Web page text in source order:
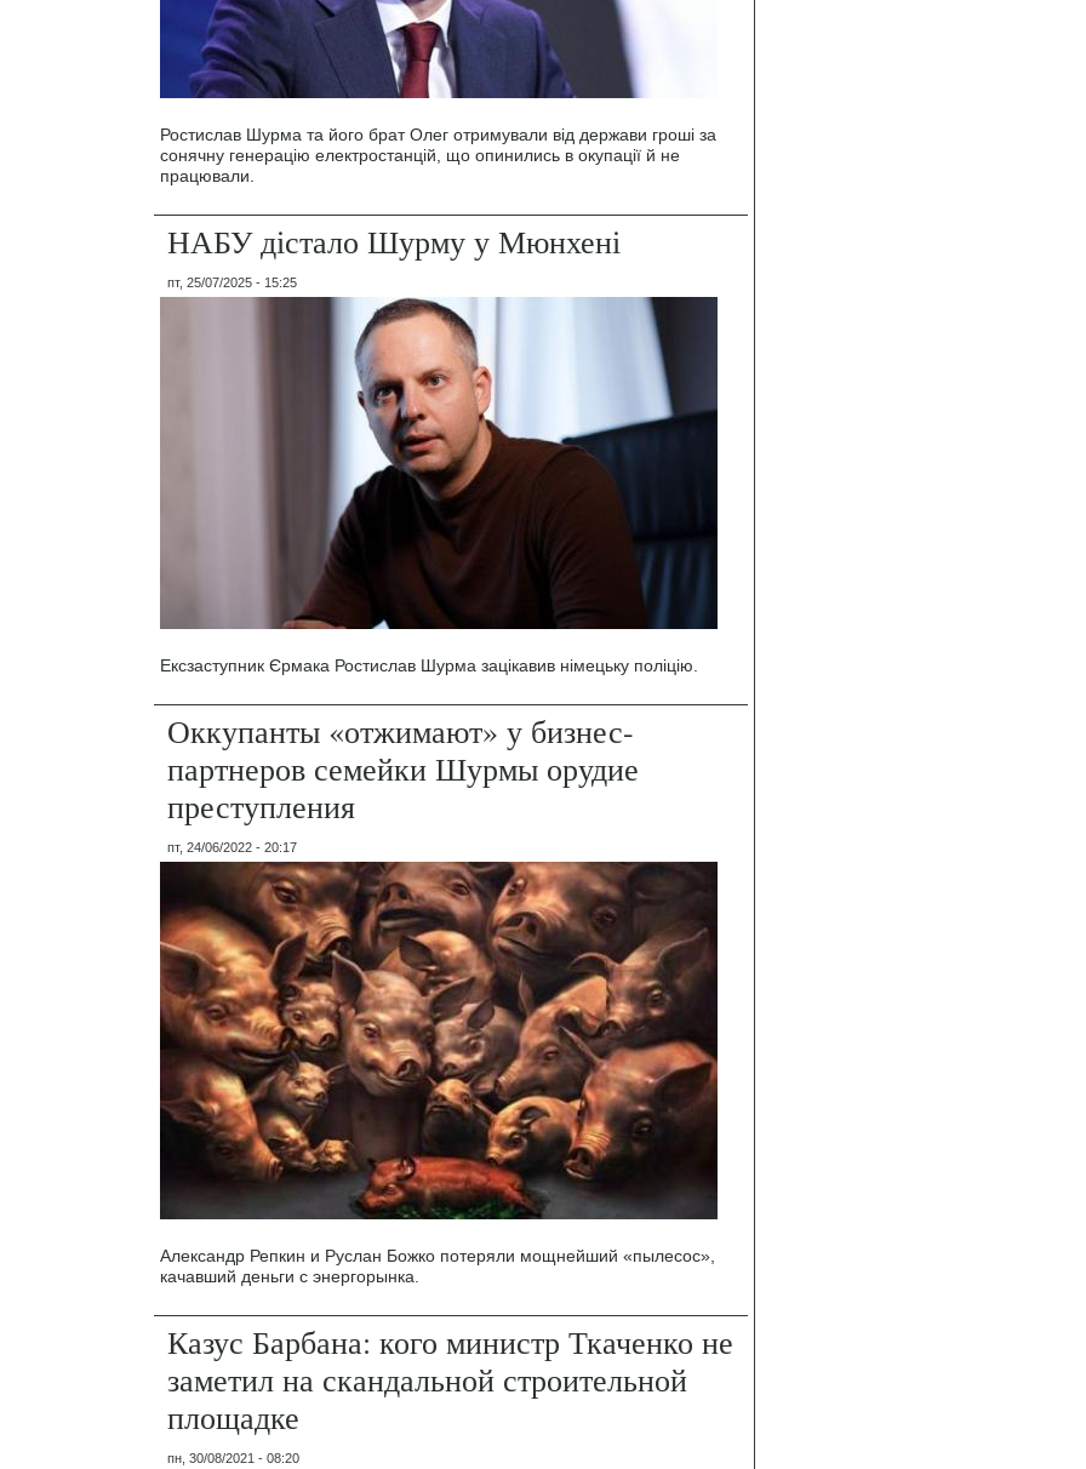
Ростислав Шурма та його брат Олег отримували від держави гроші за
сонячну генерацію електростанцій, що опинились в окупації й не
працювали.
НАБУ дістало Шурму у Мюнхені
пт, 25/07/2025 - 15:25
Ексзаступник Єрмака Ростислав Шурма зацікавив німецьку поліцію.
Оккупанты «отжимают» у бизнес-
партнеров семейки Шурмы орудие
преступления
пт, 24/06/2022 - 20:17
Александр Репкин и Руслан Божко потеряли мощнейший «пылесос»,
качавший деньги с энергорынка.
Казус Барбана: кого министр Ткаченко не
заметил на скандальной строительной
площадке
пн, 30/08/2021 - 08:20